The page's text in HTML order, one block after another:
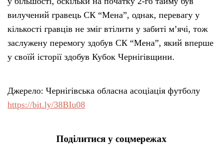
вилучений гравець СК “Мена”, однак, перевагу у
кількості гравців не зміг втілити у забиті м’ячі, тож
заслужену перемогу здобув СК “Мена”, який вперше
у своїй історії здобув Кубок Чернігівщини.
Джерело: Чернігівська обласна асоціація футболу
https://bit.ly/38BIu08
Поділитися у соцмережах